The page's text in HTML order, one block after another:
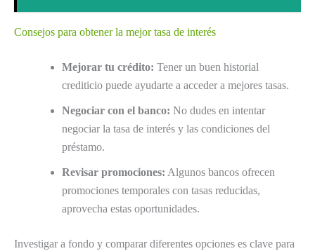
Consejos para obtener la mejor tasa de interés
Mejorar tu crédito: Tener un buen historial
crediticio puede ayudarte a acceder a mejores tasas.
Negociar con el banco: No dudes en intentar
negociar la tasa de interés y las condiciones del
préstamo.
Revisar promociones: Algunos bancos ofrecen
promociones temporales con tasas reducidas,
aprovecha estas oportunidades.
Investigar a fondo y comparar diferentes opciones es clave para